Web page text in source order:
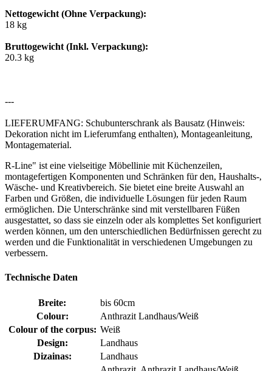
Nettogewicht (Ohne Verpackung):
18 kg
Bruttogewicht (Inkl. Verpackung):
20.3 kg
---
LIEFERUMFANG: Schubunterschrank als Bausatz (Hinweis:
Dekoration nicht im Lieferumfang enthalten), Montageanleitung,
Montagematerial.
R-Line" ist eine vielseitige Möbellinie mit Küchenzeilen,
montagefertigen Komponenten und Schränken für den, Haushalts-,
Wäsche- und Kreativbereich. Sie bietet eine breite Auswahl an
Farben und Größen, die individuelle Lösungen für jeden Raum
ermöglichen. Die Unterschränke sind mit verstellbaren Füßen
ausgestattet, so dass sie einzeln oder als komplettes Set konfiguriert
werden können, um den unterschiedlichen Bedürfnissen gerecht zu
werden und die Funktionalität in verschiedenen Umgebungen zu
verbessern.
Technische Daten
Breite:
bis 60cm
Colour:
Anthrazit Landhaus/Weiß
Colour of the corpus: Weiß
Design:
Landhaus
Dizainas:
Landhaus